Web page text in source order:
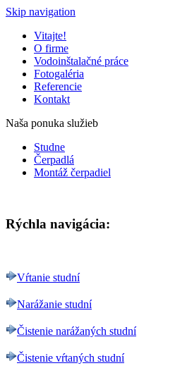
Skip navigation
Vitajte!
O firme
Vodoinštalačné práce
Fotogaléria
Referencie
Kontakt
Naša ponuka služieb
Studne
Čerpadlá
Montáž čerpadiel
Rýchla navigácia:
Vŕtanie studní
Narážanie studní
Čistenie narážaných studní
Čistenie vŕtaných studní